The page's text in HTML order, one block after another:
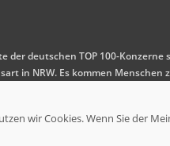
der deutschen TOP 100-
in NRW. Es kommen
wir Cookies. Wenn Sie der